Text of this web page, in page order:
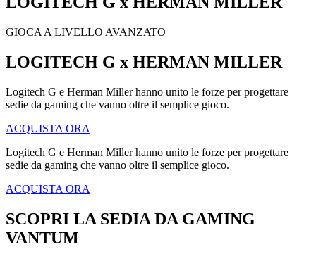
GIOCA A LIVELLO AVANZATO
LOGITECH G x HERMAN MILLER
Logitech G e Herman Miller hanno unito le forze per progettare
sedie da gaming che vanno oltre il semplice gioco.
ACQUISTA ORA
Logitech G e Herman Miller hanno unito le forze per progettare
sedie da gaming che vanno oltre il semplice gioco.
ACQUISTA ORA
SCOPRI LA SEDIA DA GAMING
VANTUM